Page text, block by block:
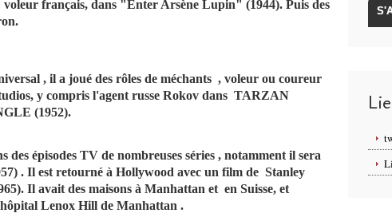
français, dans "Enter Arsène Lupin" (1944). Puis des
, il a joué des rôles de méchants , voleur ou coureur
y compris l'agent russe Rokov dans TARZAN
(1952).
des épisodes TV de nombreuses séries , notamment il sera
. Il est retourné à Hollywood avec un film de Stanley
Il avait des maisons à Manhattan et en Suisse, et
Lenox Hill de Manhattan .